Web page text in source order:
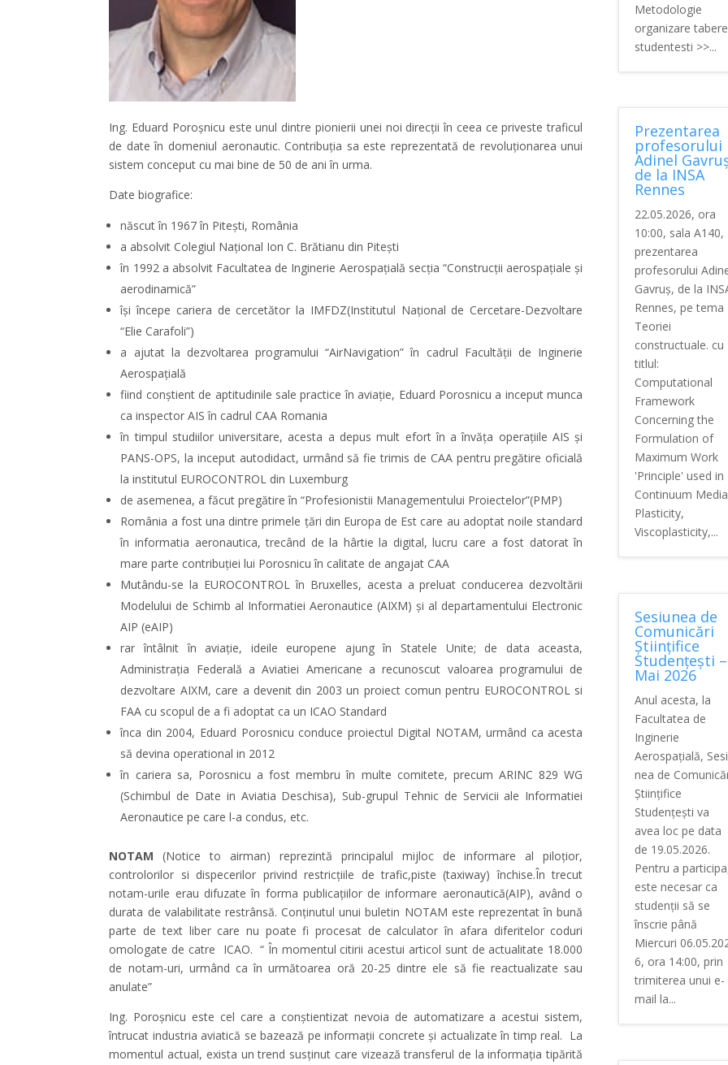
Ing. Eduard Poroșnicu este unul dintre pionierii unei noi direcții în ceea ce priveste traficul
de date în domeniul aeronautic. Contribuția sa este reprezentată de revoluționarea unui
sistem conceput cu mai bine de 50 de ani în urma.
Date biografice:
născut în 1967 în Pitești, România
a absolvit Colegiul Național Ion C. Brătianu din Pitești
în 1992 a absolvit Facultatea de Inginerie Aerospațială secția “Construcții aerospațiale și
aerodinamică”
își începe cariera de cercetător la IMFDZ(Institutul Național de Cercetare-Dezvoltare
“Elie Carafoli”)
a ajutat la dezvoltarea programului “AirNavigation” în cadrul Facultății de Inginerie
Aerospațială
fiind conștient de aptitudinile sale practice în aviație, Eduard Porosnicu a inceput munca
ca inspector AIS în cadrul CAA Romania
în timpul studiilor universitare, acesta a depus mult efort în a învăța operațiile AIS și
PANS-OPS, la inceput autodidact, urmând să fie trimis de CAA pentru pregătire oficială
la institutul EUROCONTROL din Luxemburg
de asemenea, a făcut pregătire în “Profesionistii Managementului Proiectelor”(PMP)
România a fost una dintre primele țări din Europa de Est care au adoptat noile standard
în informatia aeronautica, trecând de la hârtie la digital, lucru care a fost datorat în
mare parte contribuției lui Porosnicu în calitate de angajat CAA
Mutându-se la EUROCONTROL în Bruxelles, acesta a preluat conducerea dezvoltării
Modelului de Schimb al Informatiei Aeronautice (AIXM) și al departamentului Electronic
AIP (eAIP)
rar întâlnit în aviație, ideile europene ajung în Statele Unite; de data aceasta,
Administrația Federală a Aviatiei Americane a recunoscut valoarea programului de
dezvoltare AIXM, care a devenit din 2003 un proiect comun pentru EUROCONTROL si
FAA cu scopul de a fi adoptat ca un ICAO Standard
înca din 2004, Eduard Porosnicu conduce proiectul Digital NOTAM, urmând ca acesta
să devina operational in 2012
în cariera sa, Porosnicu a fost membru în multe comitete, precum ARINC 829 WG
(Schimbul de Date in Aviatia Deschisa), Sub-grupul Tehnic de Servicii ale Informatiei
Aeronautice pe care l-a condus, etc.
NOTAM (Notice to airman) reprezintă principalul mijloc de informare al piloțior,
controlorilor si dispecerilor privind restricțiile de trafic,piste (taxiway) închise.În trecut
notam-urile erau difuzate în forma publicațiilor de informare aeronautică(AIP), având o
durata de valabilitate restrânsă. Conținutul unui buletin NOTAM este reprezentat în bună
parte de text liber care nu poate fi procesat de calculator în afara diferitelor coduri
omologate de catre ICAO. “ În momentul citirii acestui articol sunt de actualitate 18.000
de notam-uri, urmând ca în următoarea oră 20-25 dintre ele să fie reactualizate sau
anulate”
Ing. Poroșnicu este cel care a conștientizat nevoia de automatizare a acestui sistem,
întrucat industria aviatică se bazează pe informații concrete și actualizate în timp real. La
momentul actual, exista un trend susținut care vizează transferul de la informația tipărită
Metodologie
organizare tabere
studentesti >>...
Prezentarea
profesorului
Adinel
de la INSA
Rennes
22.05.2026, ora
10:00, sala A140,
prezentarea
profesorului
Gavruș, de la
Rennes, pe tema
Teoriei
constructuale. cu
titlul:
Computational
Framework
Concerning the
Formulation of
Maximum Work
'Principle' used in
Continuum Media
Plasticity,
Viscoplasticity,...
Sesiunea de
Comunicări
Științifice
Studențești –
Mai 2026
Anul acesta, la
Facultatea de
Inginerie
Aerospațială,
nea de
Științifice
Studențești va
avea loc pe data
de 19.05.2026.
Pentru a
este necesar ca
studenții să se
înscrie până
Miercuri
6, ora 14:00, prin
trimiterea unui e-
mail la...